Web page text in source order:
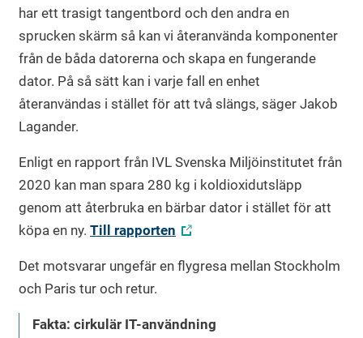
har ett trasigt tangentbord och den andra en
sprucken skärm så kan vi återanvända komponenter
från de båda datorerna och skapa en fungerande
dator. På så sätt kan i varje fall en enhet
återanvändas i stället för att två slängs, säger Jakob
Lagander.
Enligt en rapport från IVL Svenska Miljöinstitutet från
2020 kan man spara 280 kg i koldioxidutsläpp
genom att återbruka en bärbar dator i stället för att
köpa en ny. Till rapporten
Det motsvarar ungefär en flygresa mellan Stockholm
och Paris tur och retur.
Fakta: cirkulär IT-användning